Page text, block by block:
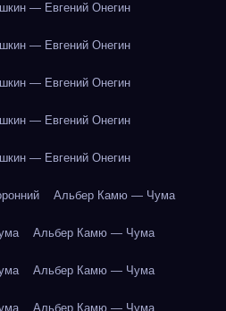
— Евгений Онегин
— Евгений Онегин
— Евгений Онегин
— Евгений Онегин
— Евгений Онегин
Альбер Камю — Чума
Альбер Камю — Чума
Альбер Камю — Чума
Альбер Камю — Чума